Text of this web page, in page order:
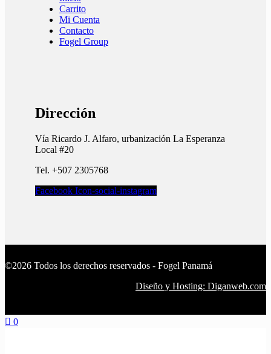
Carrito
Mi Cuenta
Contacto
Fogel Group
Dirección
Vía Ricardo J. Alfaro, urbanización La Esperanza
Local #20
Tel. +507 2305768
Facebook Icon-social-instagram
©2026 Todos los derechos reservados - Fogel Panamá
Diseño y Hosting: Diganweb.com
0